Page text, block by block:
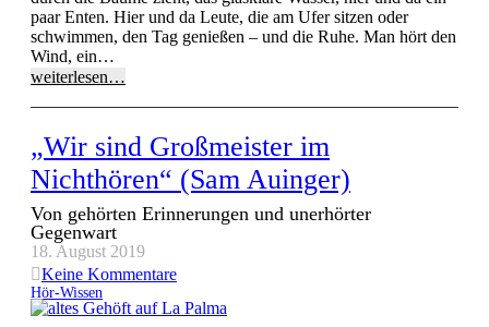
paar Enten. Hier und da Leute, die am Ufer sitzen oder
schwimmen, den Tag genießen – und die Ruhe. Man hört den
Wind, ein…
weiterlesen…
„Wir sind Großmeister im
Nichthören“ (Sam Auinger)
Von gehörten Erinnerungen und unerhörter
Gegenwart
18. August 2019
Keine Kommentare
Hör-Wissen